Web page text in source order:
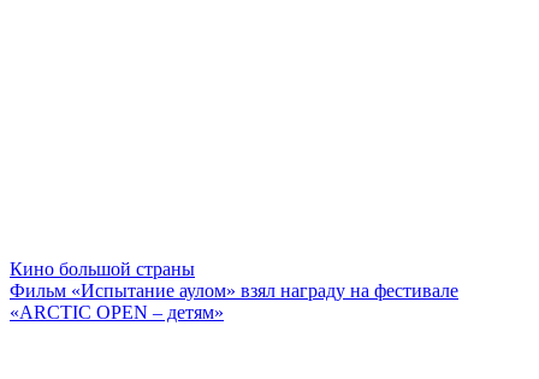
Кино большой страны
Фильм «Испытание аулом» взял награду на фестивале
«ARCTIC OPEN – детям»